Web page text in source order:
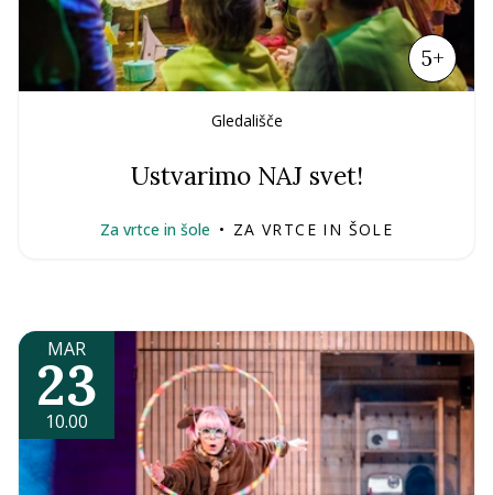
5+
Gledališče
Ustvarimo NAJ svet!
Za vrtce in šole • ZA VRTCE IN ŠOLE
MAR
23
10.00